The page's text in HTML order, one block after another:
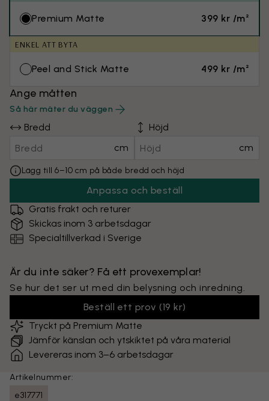
Premium Matte 399 kr /m²
ENKEL ATT BYTA
Peel and Stick Matte 499 kr /m²
Ange måtten
Så här mäter du väggen
Bredd
cm
Höjd
cm
Lägg till 6–10 cm på både bredd och höjd
Anpassa och beställ
Gratis frakt och returer
Skickas inom 3 arbetsdagar
Specialtillverkad i Sverige
Är du inte säker? Få ett provexemplar!
Se hur det ser ut med din belysning och inredning.
Beställ ett prov (19 kr)
Tryckt på Premium Matte
Jämför känslan och ytskiktet på våra material
Levereras inom 3–6 arbetsdagar
Artikelnummer:
e317771